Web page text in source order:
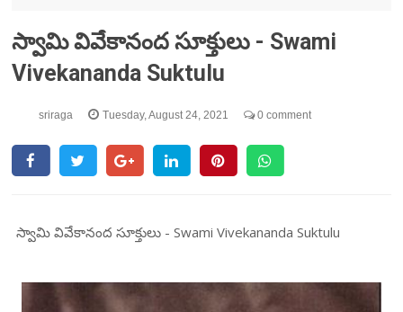
స్వామి వివేకానంద సూక్తులు - Swami
Vivekananda Suktulu
sriraga Tuesday, August 24, 2021 0 comment
స్వామి వివేకానంద సూక్తులు - Swami Vivekananda Suktulu